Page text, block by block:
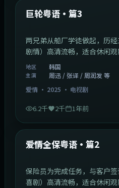
最新
巨轮粤语·篇3
两兄弟从船厂学徒做起，历
剧情）高清流畅，适合休闲观
地区 韩国
主演
周迅 / 张译 / 周润发 等
爱情· 2025 · 电视剧
6.2千 2千 1年前
最新
爱情全保粤语·篇2
保险员为完成任务，与客户
喜剧）高清流畅，适合休闲观